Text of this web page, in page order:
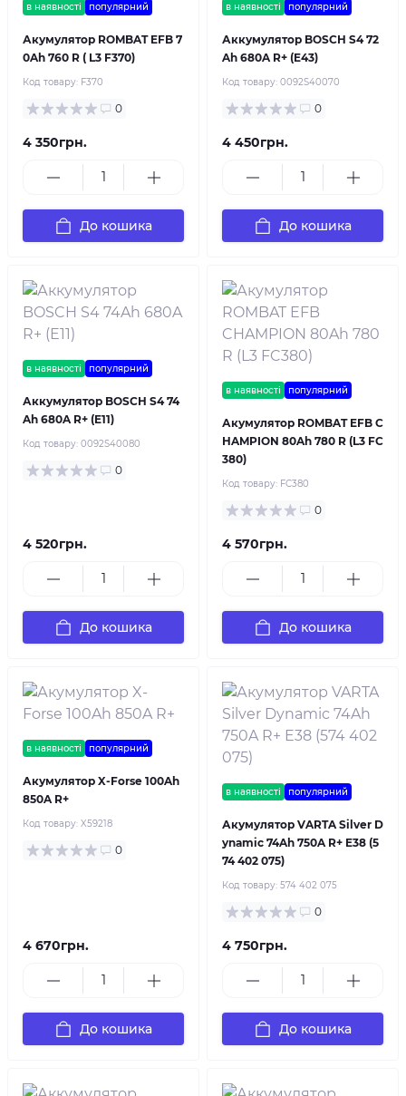
в наявності популярний
Акумулятор ROMBAT EFB 7
0Ah 760 R ( L3 F370)
Код товару: F370
0
4 350грн.
До кошика
в наявності популярний
Аккумулятор BOSCH S4 72
Ah 680A R+ (E43)
Код товару: 0092S40070
0
4 450грн.
До кошика
в наявності популярний
Аккумулятор BOSCH S4 74
Ah 680A R+ (E11)
Код товару: 0092S40080
0
4 520грн.
До кошика
в наявності популярний
Акумулятор ROMBAT EFB C
HAMPION 80Ah 780 R (L3 FC
380)
Код товару: FC380
0
4 570грн.
До кошика
в наявності популярний
Акумулятор X-Forse 100Ah
850A R+
Код товару: X59218
0
4 670грн.
До кошика
в наявності популярний
Акумулятор VARTA Silver D
ynamic 74Ah 750A R+ E38 (5
74 402 075)
Код товару: 574 402 075
0
4 750грн.
До кошика